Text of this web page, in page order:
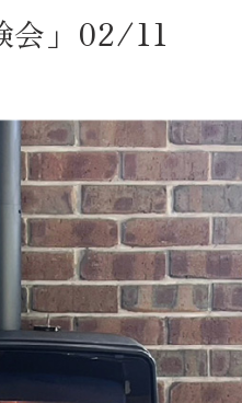
会」02/11